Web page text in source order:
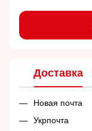
Доставка
Новая почта
Укрпочта